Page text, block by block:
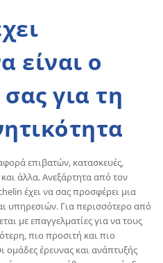
είναι ο
για τη
επιβατών, κατασκευές,
άλλα. Ανεξάρτητα από τον
έχει να σας προσφέρει μια
υπηρεσιών. Για περισσότερο από
με επαγγελματίες για να τους
πιο προσιτή και πιο
ομάδες έρευνας και ανάπτυξής